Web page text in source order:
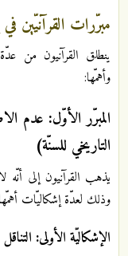
مبرّرات القرآنيّين
ينطلق القرآنيون من
وأهمّها:
المبرّر الأوّل: عدم
التاريخي للسنّة)
يذهب القرآنيون إلى أنّه
وذلك لعدّة إشكاليّات
الإشكاليّة الأولى: